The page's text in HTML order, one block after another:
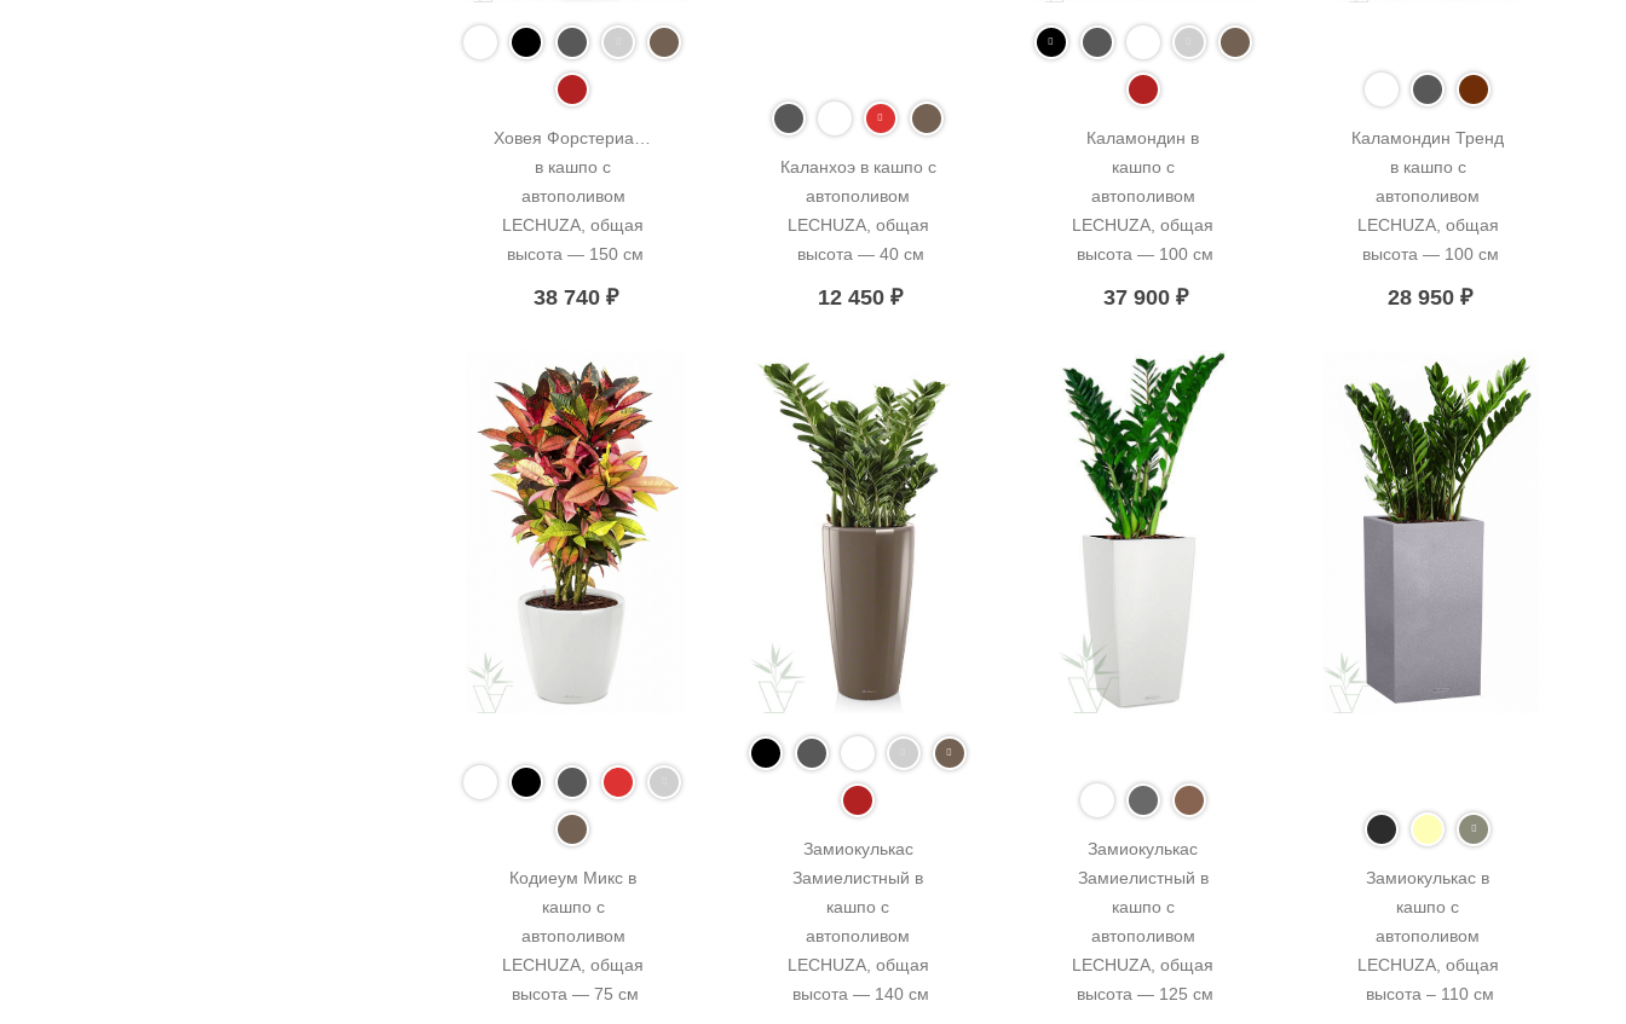
Ховея Форстериана
в кашпо с
автополивом
LECHUZA, общая
высота — 150 см
38 740 ₽
Каланхоэ в кашпо с
автополивом
LECHUZA, общая
высота — 40 см
12 450₽
Каламондин в
кашпо с
автополивом
LECHUZA, общая
высота — 100 см
37 900 ₽
Каламондин Тренд
в кашпо с
автополивом
LECHUZA, общая
высота — 100 см
28 950₽
Кодиеум Микс в
кашпо с
автополивом
LECHUZA, общая
высота — 75 см
Замиокулькас
Замиелистный в
кашпо с
автополивом
LECHUZA, общая
высота — 140 см
Замиокулькас
Замиелистный в
кашпо с
автополивом
LECHUZA, общая
высота — 125 см
Замиокулькас в
кашпо с
автополивом
LECHUZA, общая
высота – 110 см